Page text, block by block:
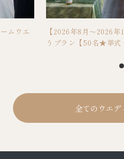
ムウエ
【2026年8月～2026
うプラン【50名★挙式
全てのウエデ